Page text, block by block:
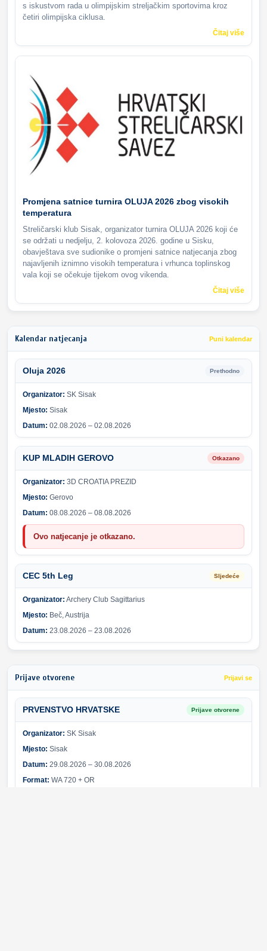
s iskustvom rada u olimpijskim streljačkim sportovima kroz
četiri olimpijska ciklusa.
Čitaj više
Promjena satnice turnira OLUJA 2026 zbog visokih
temperatura
Streličarski klub Sisak, organizator turnira OLUJA 2026 koji će
se održati u nedjelju, 2. kolovoza 2026. godine u Sisku,
obavještava sve sudionike o promjeni satnice natjecanja zbog
najavljenih iznimno visokih temperatura i vrhunca toplinskog
vala koji se očekuje tijekom ovog vikenda.
Čitaj više
Kalendar natjecanja Puni kalendar
Oluja 2026 Prethodno
Organizator: SK Sisak
Mjesto: Sisak
Datum: 02.08.2026 – 02.08.2026
KUP MLADIH GEROVO Otkazano
Organizator: 3D CROATIA PREZID
Mjesto: Gerovo
Datum: 08.08.2026 – 08.08.2026
Ovo natjecanje je otkazano.
CEC 5th Leg Sljedeće
Organizator: Archery Club Sagittarius
Mjesto: Beč, Austrija
Datum: 23.08.2026 – 23.08.2026
Prijave otvorene Prijavi se
PRVENSTVO HRVATSKE Prijave otvorene
Organizator: SK Sisak
Mjesto: Sisak
Datum: 29.08.2026 – 30.08.2026
Format: WA 720 + OR